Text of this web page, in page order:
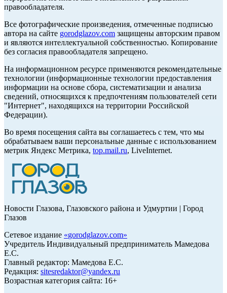
правообладателя.
Все фотографические произведения, отмеченные подписью
автора на сайте gorodglazov.com защищены авторским правом
и являются интеллектуальной собственностью. Копирование
без согласия правообладателя запрещено.
На информационном ресурсе применяются рекомендательные
технологии (информационные технологии предоставления
информации на основе сбора, систематизации и анализа
сведений, относящихся к предпочтениям пользователей сети
"Интернет", находящихся на территории Российской
Федерации).
Во время посещения сайта вы соглашаетесь с тем, что мы
обрабатываем ваши персональные данные с использованием
метрик Яндекс Метрика, top.mail.ru, LiveInternet.
Новости Глазова, Глазовского района и Удмуртии | Город
Глазов
Сетевое издание «gorodglazov.com»
Учредитель Индивидуальный предприниматель Мамедова
Е.С.
Главный редактор: Мамедова Е.С.
Редакция: sitesredaktor@yandex.ru
Возрастная категория сайта: 16+